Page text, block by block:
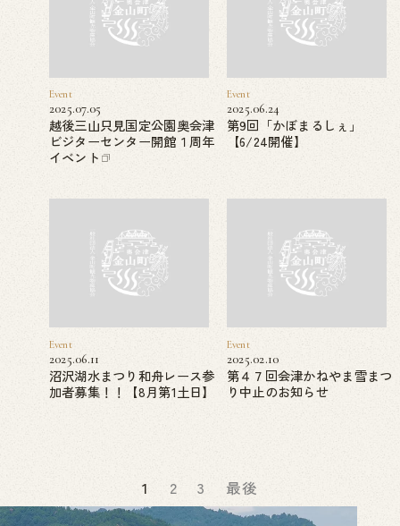
Event
2025.07.05
越後三山只見国定公園奥会津
ビジターセンター開館１周年
イベント
Event
2025.06.24
第9回「かぼまるしぇ」
【6/24開催】
Event
2025.06.11
沼沢湖水まつり和舟レース参
加者募集！！【8月第1土日】
Event
2025.02.10
第４７回会津かねやま雪まつ
り中止のお知らせ
1 2 3 最後